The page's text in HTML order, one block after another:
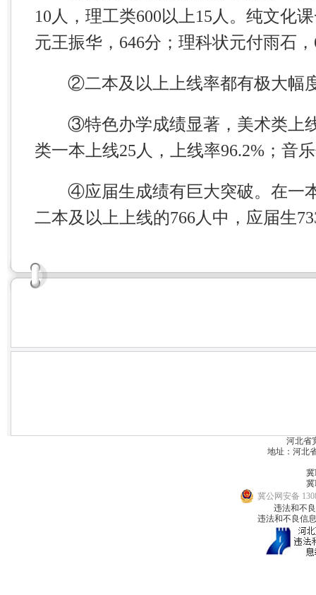
10 人，理工类600以上15 人。纯文化
元王振华， 646分；理科状元付雨石，
②二本及以上上线率都有极大幅
③特色办学成绩显著，美术类上
类一本上线25 人，上线率96.2% ；音
④应届生成绩有巨大突破。在一
二本及以上上线的766人中，应届生
河北省
地址：河北
冀
冀
冀公网安备
违法和不
违法和不良信